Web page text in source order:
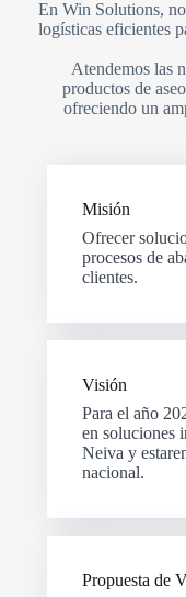
En Win Solutions,
logísticas eficientes
Atendemos las
productos de
ofreciendo un
Misión
Ofrecer
procesos de
clientes.
Visión
Para el año
en soluciones
Neiva y
nacional.
Propuesta de